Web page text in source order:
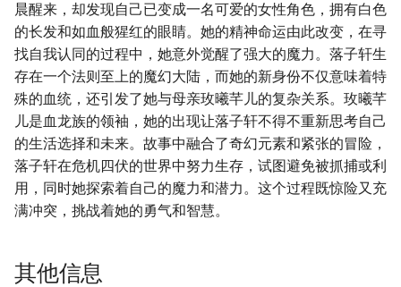
晨醒来，却发现自己已变成一名可爱的女性角色，拥有白色
的长发和如血般猩红的眼睛。她的精神命运由此改变，在寻
找自我认同的过程中，她意外觉醒了强大的魔力。落子轩生
存在一个法则至上的魔幻大陆，而她的新身份不仅意味着特
殊的血统，还引发了她与母亲玫曦芊儿的复杂关系。玫曦芊
儿是血龙族的领袖，她的出现让落子轩不得不重新思考自己
的生活选择和未来。故事中融合了奇幻元素和紧张的冒险，
落子轩在危机四伏的世界中努力生存，试图避免被抓捕或利
用，同时她探索着自己的魔力和潜力。这个过程既惊险又充
满冲突，挑战着她的勇气和智慧。
其他信息